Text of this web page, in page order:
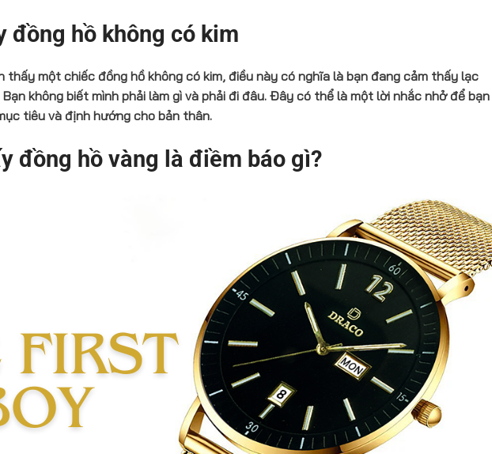
đồng hồ không có kim
thấy một chiếc đồng hồ không có kim, điều này có nghĩa là bạn đang cảm thấy lạc
không biết mình phải làm gì và phải đi đâu. Đây có thể là một lời nhắc nhở để
tiêu và định hướng cho bản thân.
đồng hồ vàng là điềm báo gì?